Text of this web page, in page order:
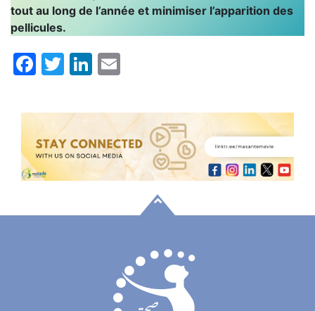
tout au long de l’année et minimiser l’apparition des
pellicules.
Facebook
TwitterLinkedIn